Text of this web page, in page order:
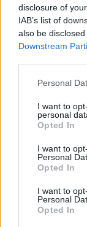
disclosure of
IAB’s list of
also be
Downstream
Personal
I want to
personal
Opted In
I want to
Personal
Opted In
I want to
Personal
Opted In
Scarica
stagionale